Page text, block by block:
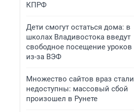
КПРФ
Дети смогут остаться дома: в
школах Владивостока введут
свободное посещение уроков
из-за ВЭФ
Множество сайтов враз стали
недоступны: массовый сбой
произошел в Рунете